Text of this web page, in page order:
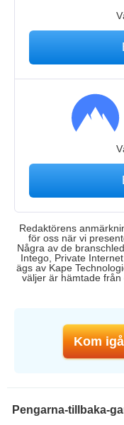
Redaktörens
för oss när vi
Några av de
Intego, Private
ägs av Kape
väljer är hämtade från
Kom
Pengarna-tillbaka-